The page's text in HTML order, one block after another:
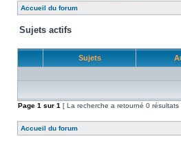
Accueil du forum
Sujets actifs
Sujets
Page 1 sur 1 [ La recherche a retourné 0 résultats
Accueil du forum